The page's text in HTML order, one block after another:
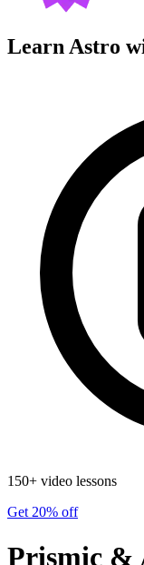
Learn Astro
150+ video lessons
Get 20% off
Prismic &